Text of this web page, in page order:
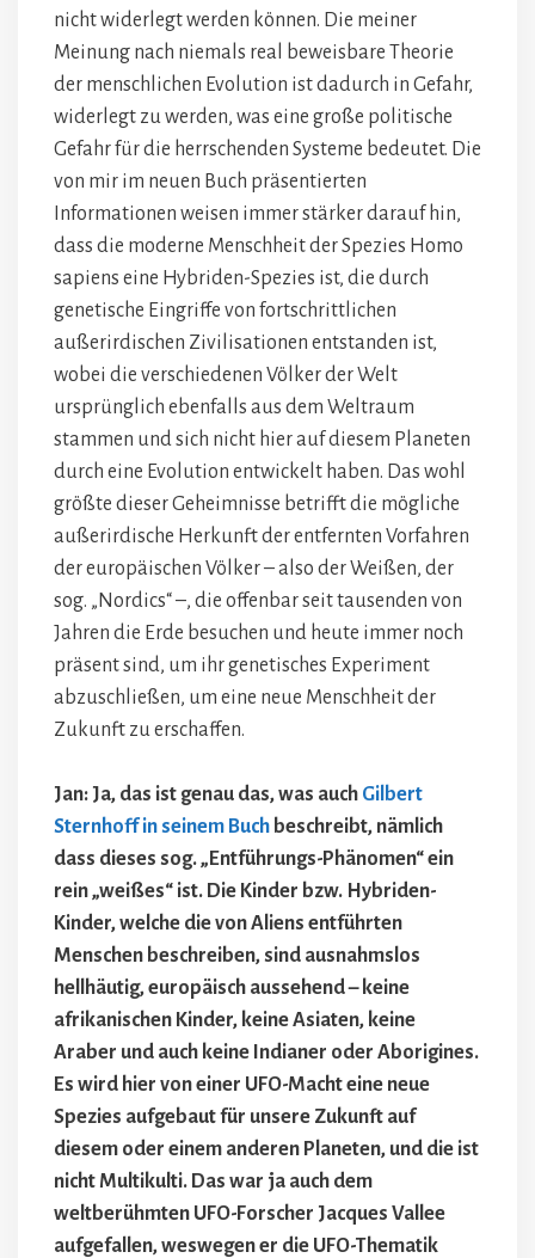
nicht widerlegt werden können. Die meiner
Meinung nach niemals real beweisbare Theorie
der menschlichen Evolution ist dadurch in Gefahr,
widerlegt zu werden, was eine große politische
Gefahr für die herrschenden Systeme bedeutet. Die
von mir im neuen Buch präsentierten
Informationen weisen immer stärker darauf hin,
dass die moderne Menschheit der Spezies Homo
sapiens eine Hybriden-Spezies ist, die durch
genetische Eingriffe von fortschrittlichen
außerirdischen Zivilisationen entstanden ist,
wobei die verschiedenen Völker der Welt
ursprünglich ebenfalls aus dem Weltraum
stammen und sich nicht hier auf diesem Planeten
durch eine Evolution entwickelt haben. Das wohl
größte dieser Geheimnisse betrifft die mögliche
außerirdische Herkunft der entfernten Vorfahren
der europäischen Völker – also der Weißen, der
sog. „Nordics“ –, die offenbar seit tausenden von
Jahren die Erde besuchen und heute immer noch
präsent sind, um ihr genetisches Experiment
abzuschließen, um eine neue Menschheit der
Zukunft zu erschaffen.
Jan: Ja, das ist genau das, was auch Gilbert
Sternhoff in seinem Buch beschreibt, nämlich
dass dieses sog. „Entführungs-Phänomen“ ein
rein „weißes“ ist. Die Kinder bzw. Hybriden-
Kinder, welche die von Aliens entführten
Menschen beschreiben, sind ausnahmslos
hellhäutig, europäisch aussehend – keine
afrikanischen Kinder, keine Asiaten, keine
Araber und auch keine Indianer oder Aborigines.
Es wird hier von einer UFO-Macht eine neue
Spezies aufgebaut für unsere Zukunft auf
diesem oder einem anderen Planeten, und die ist
nicht Multikulti. Das war ja auch dem
weltberühmten UFO-Forscher Jacques Vallee
aufgefallen, weswegen er die UFO-Thematik